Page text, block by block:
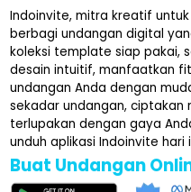
Indoinvite, mitra kreatif
berbagi undangan digital
koleksi template siap pakai,
desain intuitif, manfaatkan
undangan Anda dengan
sekadar undangan, ciptakan
terlupakan dengan gaya
unduh aplikasi Indoinvite hari
Buat Undangan